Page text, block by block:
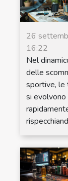
26
16:22
Nel
delle
sportive, le
si evolvono